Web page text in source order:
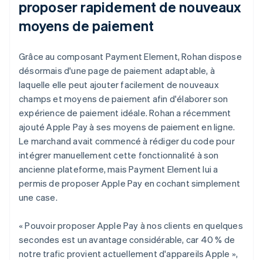
proposer rapidement de nouveaux
moyens de paiement
Grâce au composant Payment Element, Rohan dispose
désormais d'une page de paiement adaptable, à
laquelle elle peut ajouter facilement de nouveaux
champs et moyens de paiement afin d'élaborer son
expérience de paiement idéale. Rohan a récemment
ajouté Apple Pay à ses moyens de paiement en ligne.
Le marchand avait commencé à rédiger du code pour
intégrer manuellement cette fonctionnalité à son
ancienne plateforme, mais Payment Element lui a
permis de proposer Apple Pay en cochant simplement
une case.
« Pouvoir proposer Apple Pay à nos clients en quelques
secondes est un avantage considérable, car 40 % de
notre trafic provient actuellement d'appareils Apple »,